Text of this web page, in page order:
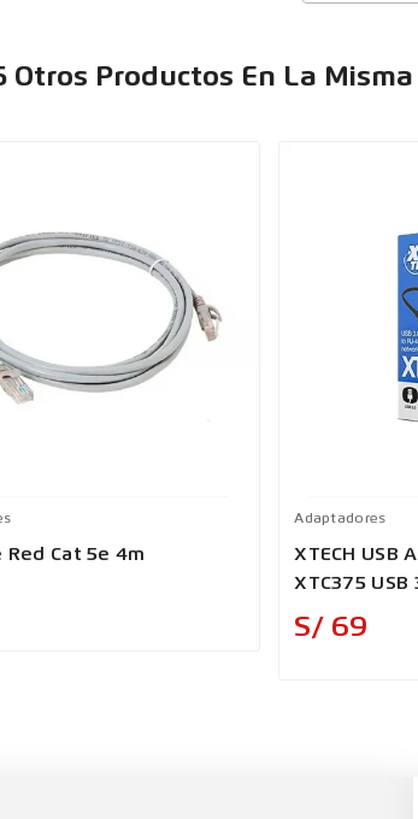
Otros Productos En La
Red Cat 5e 4m
Adaptadores
XTECH USB
XTC375 USB
S/ 69